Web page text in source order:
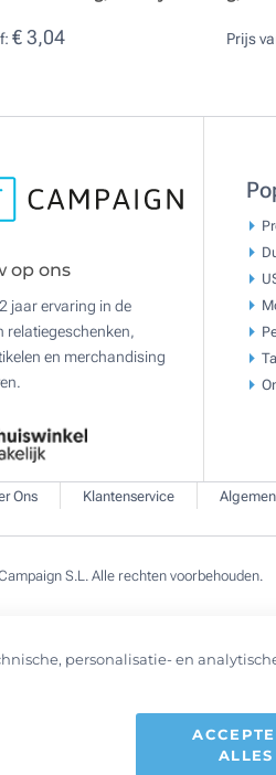
€ 3,04 Prijs
op ons
jaar ervaring in de
relatiegeschenken,
en merchandising
Ons Klantenservice
S.L. Alle rechten voorbehouden.
personalisatie- en
ALLES